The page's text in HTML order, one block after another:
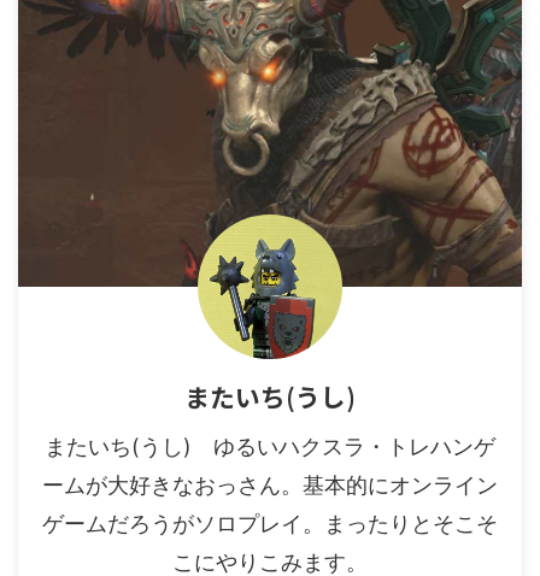
またいち(うし)
またいち(うし) ゆるいハクスラ・トレハンゲ
ームが大好きなおっさん。基本的にオンライン
ゲームだろうがソロプレイ。まったりとそこそ
こにやりこみます。